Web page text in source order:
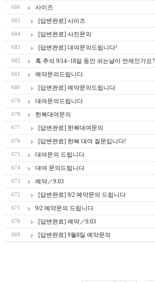
686 사이즈
685 [답변완료] 사이즈
684 [답변완료] 사진문의
683 [답변완료] 대여문의드립니다!
682 혹 추석 9/14~18일 동안 쉬는날이 언제인가요?
681 예약문의드립니다.
680 [답변완료] 예약문의드립니다.
679 대여문의드립니다
678 한복대여문의
677 [답변완료] 한복대여문의
676 [답변완료] 한복 대여 질문입니다!
675 대여문의 드립니다.
674 대여 문의드립니다
673 예약／9.03
672 [답변완료] 9/2 예약문의 드립니다
671 9/2 예약문의 드립니다
670 [답변완료] 예약／9.03
669 [답변완료] 9월8일 예약문의